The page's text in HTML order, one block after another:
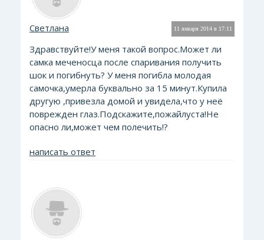
11 января 2014 в 17:11
Светлана
Здравствуйте!У меня такой вопрос.Может ли
самка меченосца после спаривания получить
шок и погибнуть? У меня погибла молодая
самочка,умерла буквально за 15 минут.Купила
другую ,привезла домой и увидела,что у неё
поврежден глаз.Подскажите,пожайлуста!Не
опасно ли,может чем полечить!?
написать ответ